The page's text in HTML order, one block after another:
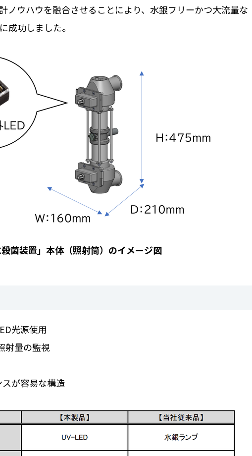
ノウハウを融合させることにより、水銀フリーかつ大流量な
成功しました。
菌装置」本体（照射筒）のイメージ図
光源使用
射量の監視
が容易な構造